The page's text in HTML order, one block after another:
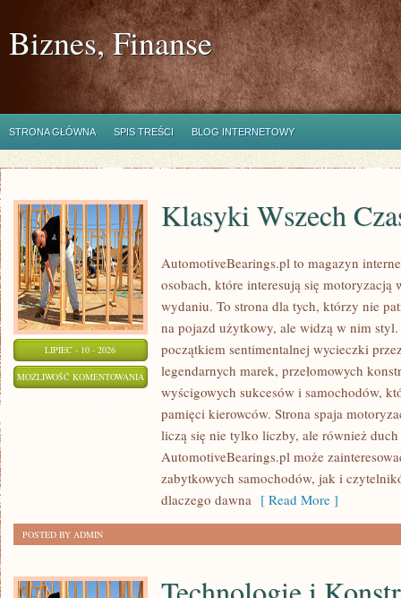
Biznes, Finanse
STRONA GŁÓWNA SPIS TREŚCI BLOG INTERNETOWY
LIPIEC - 10 - 2026
MOŻLIWOŚĆ KOMENTOWANIA KLASYKI
WSZECH
CZASÓW
Klasyki Wszech
AutomotiveBearings.pl to magazyn
osobach, które interesują się
wydaniu. To strona dla tych, którzy nie
na pojazd użytkowy, ale widzą w nim
początkiem sentimentalnej wycieczki
legendarnych marek, przełomowych
wyścigowych sukcesów i samochodów,
pamięci kierowców. Strona spaja
liczą się nie tylko liczby, ale również duch
AutomotiveBearings.pl może
zabytkowych samochodów, jak i
dlaczego dawna [ Read More ]
POSTED BY ADMIN